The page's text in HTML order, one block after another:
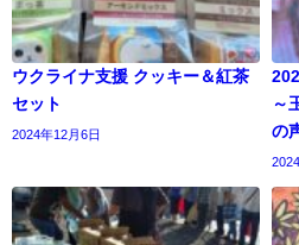
ウクライナ支援 クッキー＆紅茶
セット
2024年12月6日
～
の